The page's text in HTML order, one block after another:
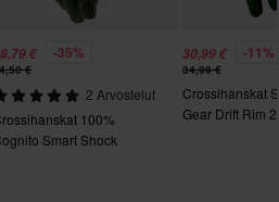
125 x 175 x 30 mm
120 x 170 x 30 mm
€ -35%
€
2 Arvostelut
100%
Smart Shock
30,99 € -11%
34,99 €
Crossihanskat
Gear Drift Rim